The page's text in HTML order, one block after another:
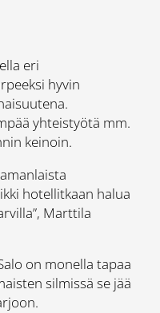
eri
hyvin
yhteistyötä mm.
keinoin.
hotellitkaan halua
Marttila
on monella tapaa
silmissä se jää